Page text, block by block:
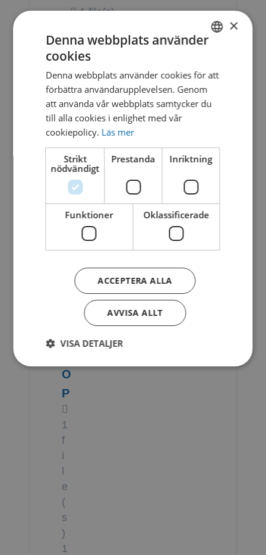
1 file(s)
CASCADE
LOOP
1 file(s)
729.15 KB
Download
C
A
O
P
1
f
i
l
e
(
s
)
1
Logga in för att ladda nereller
registrera konto
DANISH
×
Denna webbplats använder
cookies
Denna webbplats använder cookies för att
förbättra användarupplevelsen. Genom
att använda vår webbplats samtycker du
till alla cookies i enlighet med vår
cookiepolicy. Läs mer
Strikt
nödvändigt
Prestanda Inriktning
Funktioner Oklassificerade
ACCEPTERA ALLA
AVVISA ALLT
VISA DETALJER